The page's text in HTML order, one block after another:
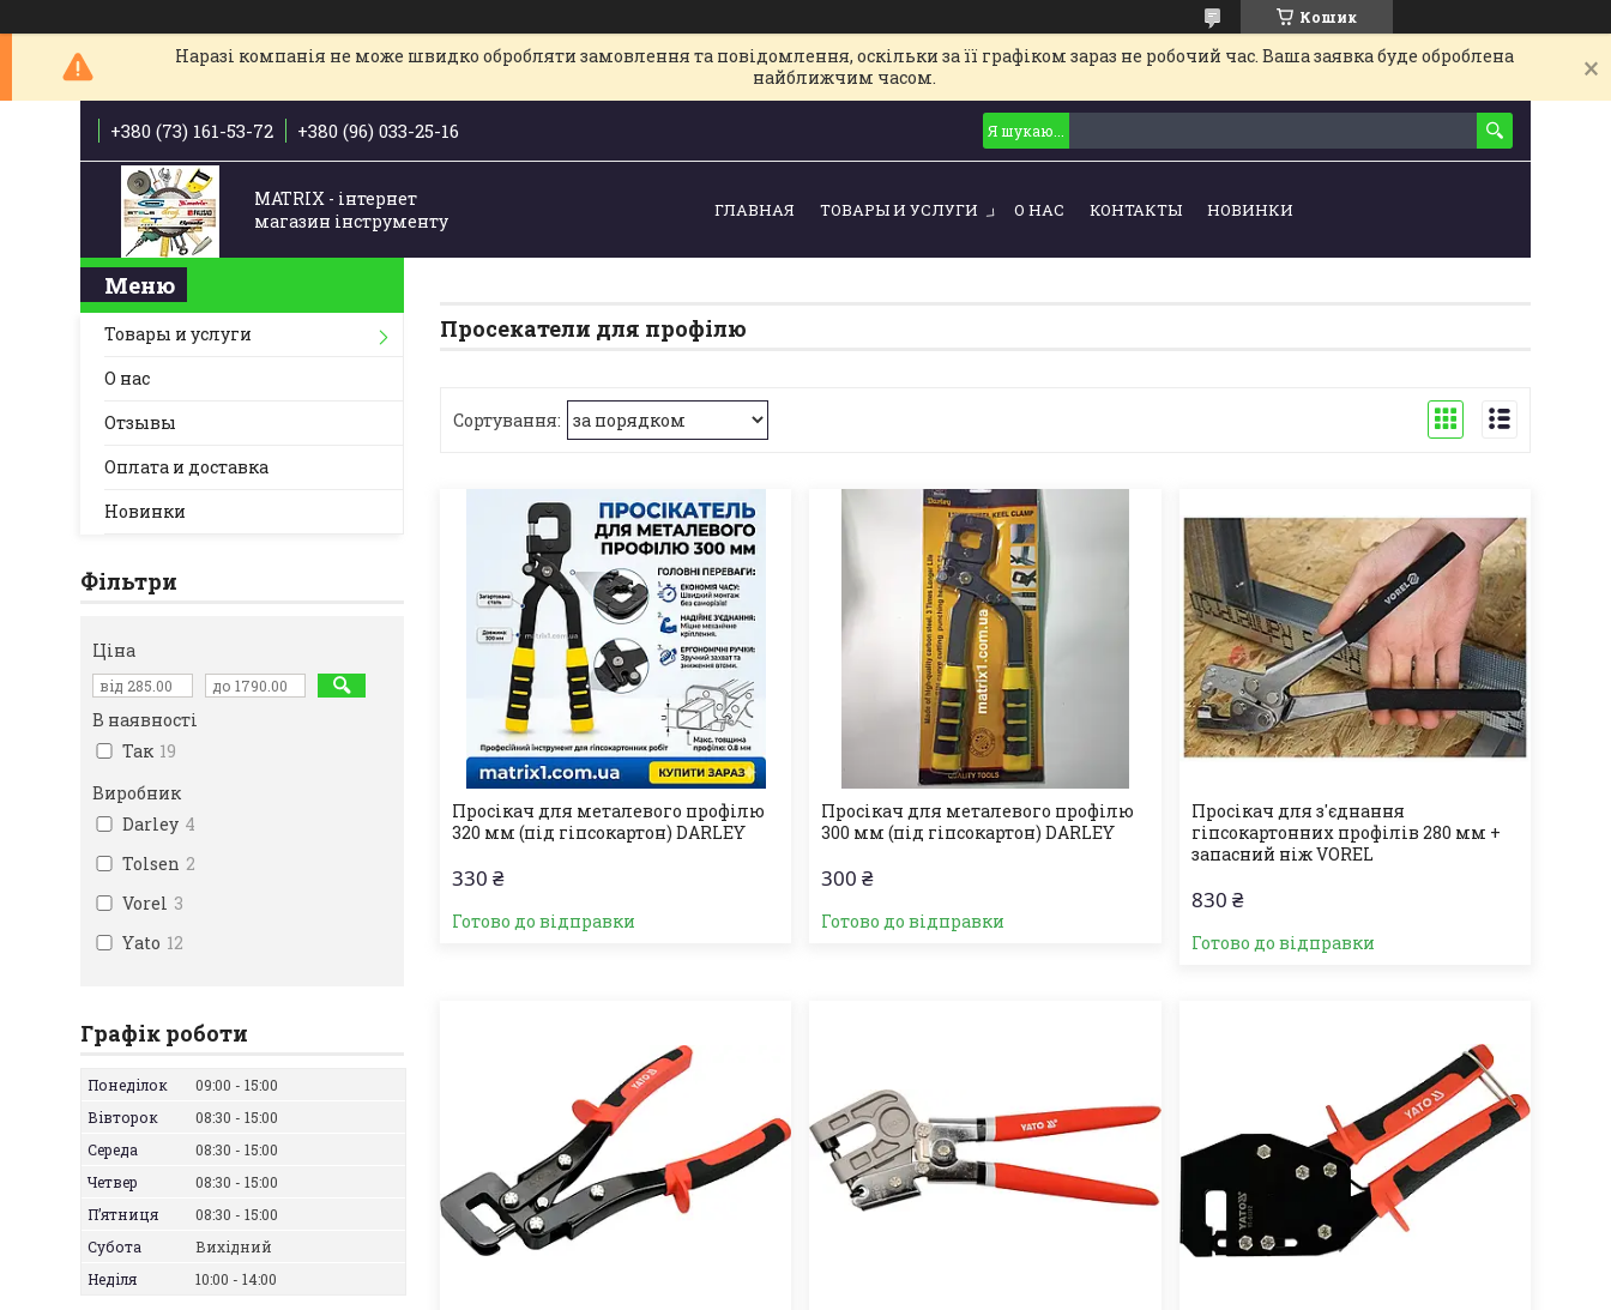
Кошик
Наразі компанія не може швидко обробляти замовлення та повідомлення, оскільки за її графіком зараз не робочий час. Ваша заявка буде оброблена
найближчим часом.
+380 (73) 161-53-72 +380 (96) 033-25-16
MATRIX - інтернет
магазин інструменту
ГЛАВНАЯ ТОВАРЫ И УСЛУГИ О НАС КОНТАКТЫ НОВИНКИ
Просекатели для профілю
Просікач для металевого профілю
320 мм (під гіпсокартон) DARLEY
330 ₴
Готово до відправки
Просікач для металевого профілю
300 мм (під гіпсокартон) DARLEY
300 ₴
Готово до відправки
Просікач для з'єднання
гіпсокартонних профілів 280 мм +
запасний ніж VOREL
830 ₴
Готово до відправки
Товары и услуги
О нас
Отзывы
Оплата и доставка
Новинки
Фільтри
Ціна
В наявності
Так 19
Виробник
Darley 4
Tolsen 2
Vorel 3
Yato 12
Графік роботи
Понеділок 09:00
15:00
Вівторок
08:30
15:00
Середа
08:30
15:00
Четвер
08:30
15:00
Пʼятниця
08:30
15:00
Субота
Вихідний
Неділя
10:00 14:00